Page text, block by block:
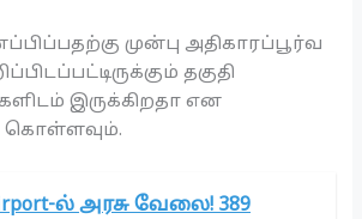
முன்பு அதிகாரப்பூர்வ
தகுதி
இருக்கிறதா என
கொள்ளவும்.
ல் அரசு வேலை! 389